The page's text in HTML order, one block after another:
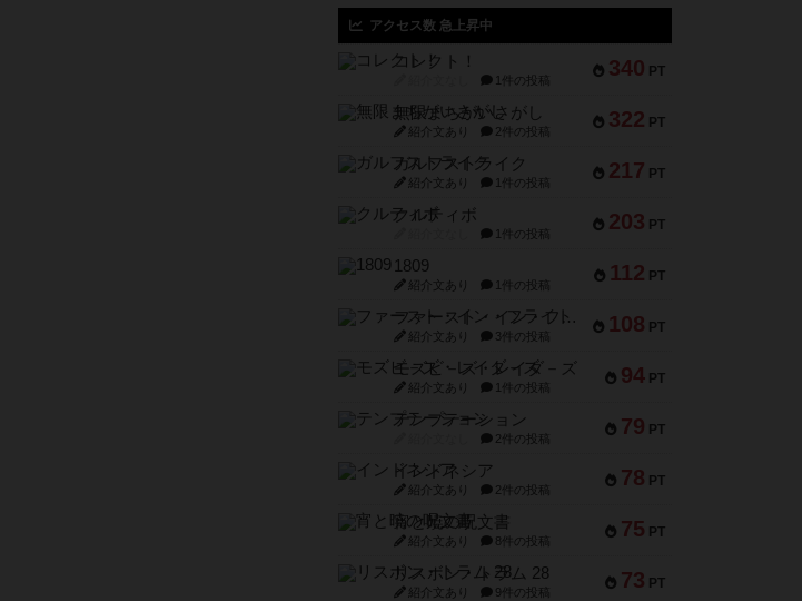
アクセス数 急上昇中
340 PT
コレクト！
1件の投稿
322 PT
無限まちがいさがし
紹介文あり 2件の投稿
217 PT
ガルフストライク
紹介文あり 1件の投稿
203 PT
クルティボ
1件の投稿
112 PT
1809
紹介文あり 1件の投稿
108 PT
ファースト・イン・フライト
紹介文あり 3件の投稿
94 PT
モズビ－ズ・レイダ－ズ
紹介文あり 1件の投稿
79 PT
テンプテーション
2件の投稿
78 PT
インドネシア
紹介文あり 2件の投稿
75 PT
宵と暁の呪文書
紹介文あり 8件の投稿
73 PT
リスボン・トラム 28
紹介文あり 9件の投稿